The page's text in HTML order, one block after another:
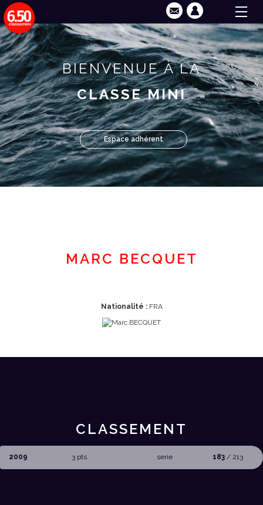
BIENVENUE À LA
CLASSE MINI
Espace adhérent
MARC BECQUET
Nationalité :FRA
CLASSEMENT
2009 3 pts. serie 183/ 213